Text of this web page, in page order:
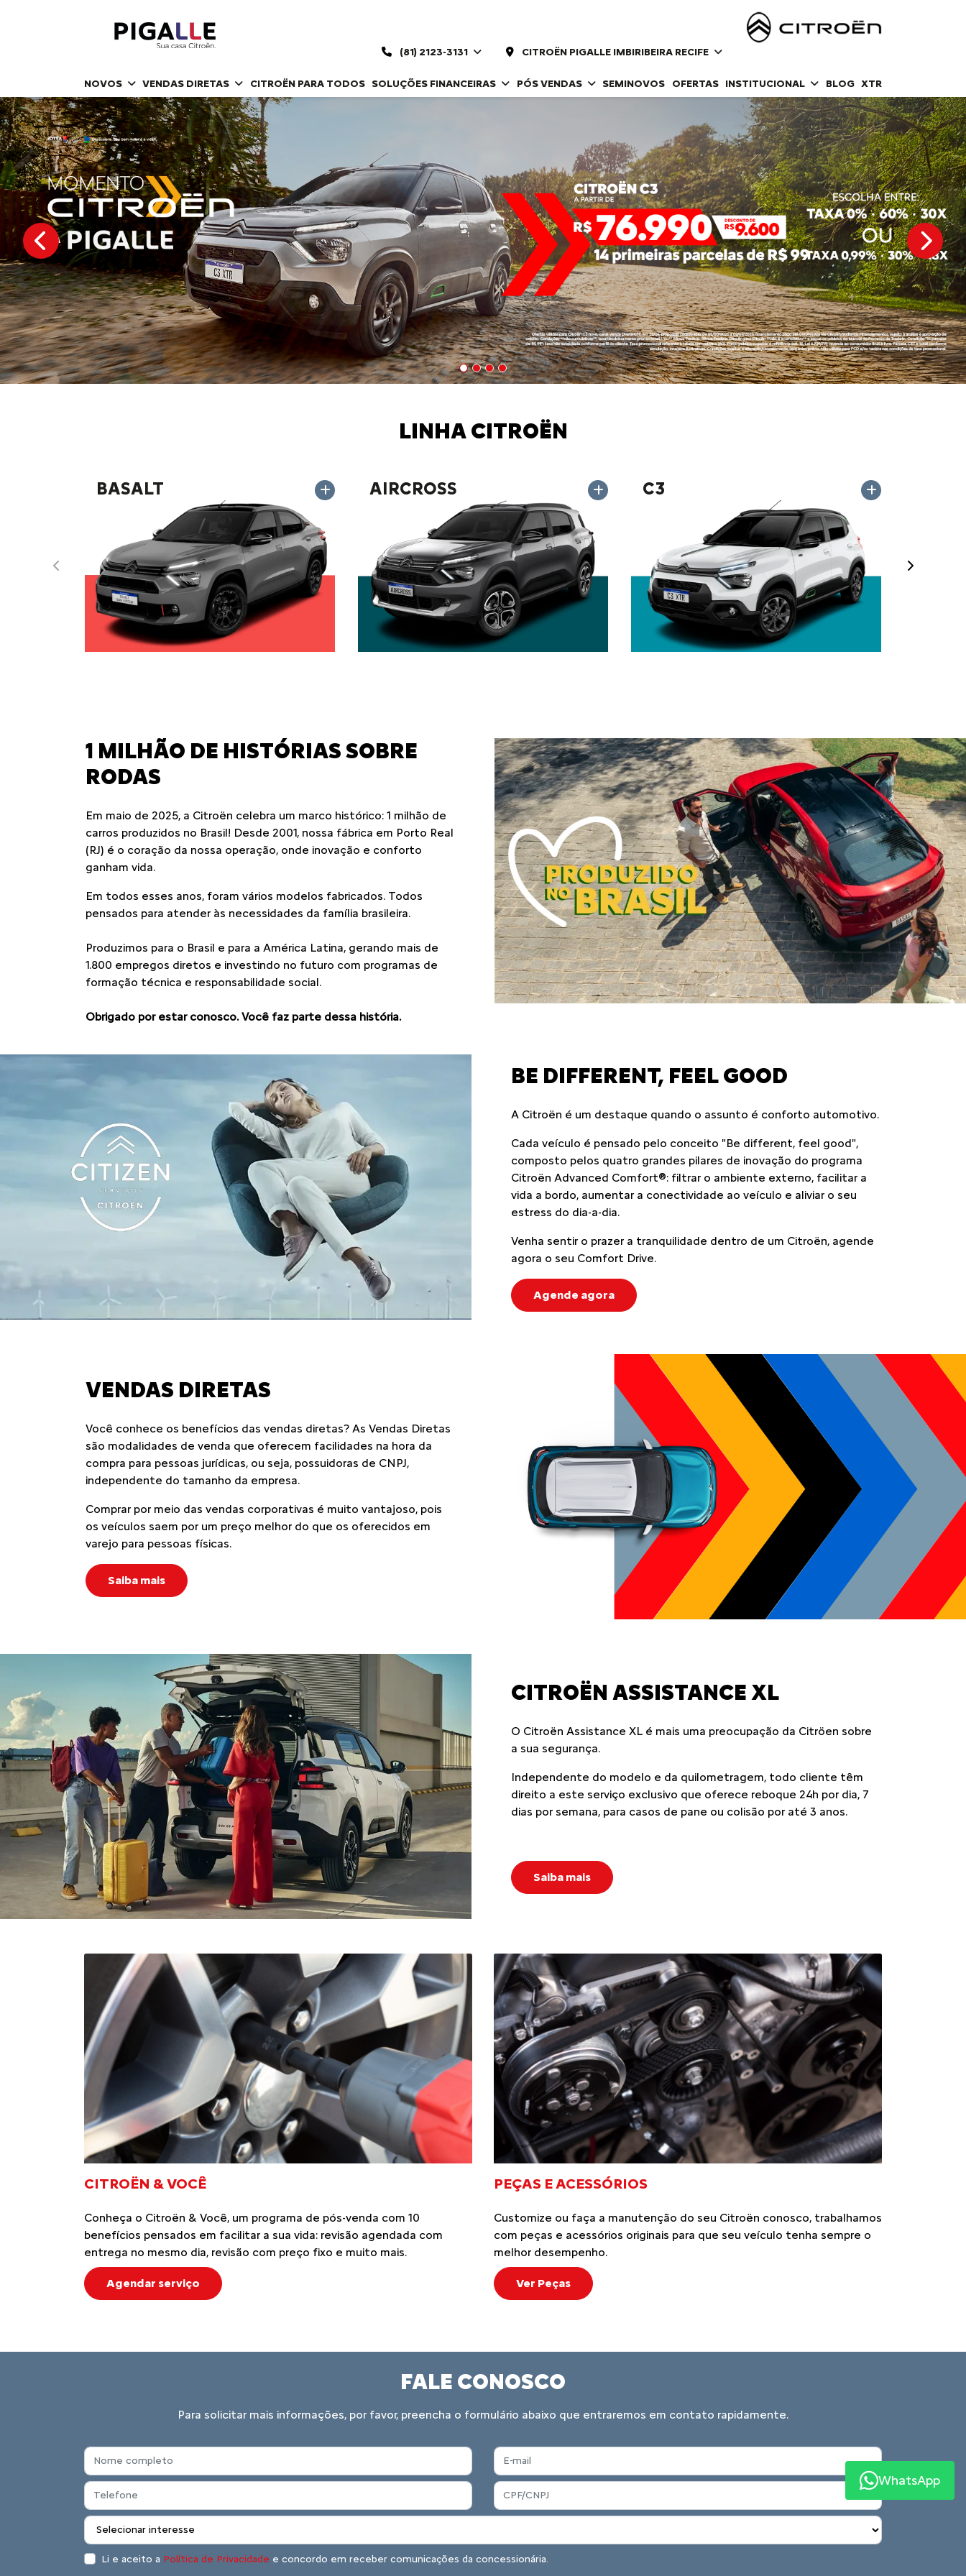
(81) 2123-3131 CITROËN PIGALLE IMBIRIBEIRA RECIFE
NOVOS VENDAS DIRETAS CITROËN PARA TODOS SOLUÇÕES FINANCEIRAS PÓS VENDAS SEMINOVOS OFERTAS INSTITUCIONAL BLOG XTR
templates.template-01.components.carousel.texts.control_prev
LINHA CITROËN
BASALT AIRCROSS C3
Anterior Próximo
1 MILHÃO DE HISTÓRIAS SOBRE
RODAS
Em maio de 2025, a Citroën celebra um marco histórico: 1 milhão de
carros produzidos no Brasil! Desde 2001, nossa fábrica em Porto Real
(RJ) é o coração da nossa operação, onde inovação e conforto
ganham vida.
Em todos esses anos, foram vários modelos fabricados. Todos
pensados para atender às necessidades da família brasileira.
Produzimos para o Brasil e para a América Latina, gerando mais de
1.800 empregos diretos e investindo no futuro com programas de
formação técnica e responsabilidade social.
Obrigado por estar conosco. Você faz parte dessa história.
BE DIFFERENT, FEEL GOOD
A Citroën é um destaque quando o assunto é conforto automotivo.
Cada veículo é pensado pelo conceito "Be different, feel good",
composto pelos quatro grandes pilares de inovação do programa
Citroën Advanced Comfort®: filtrar o ambiente externo, facilitar a
vida a bordo, aumentar a conectividade ao veículo e aliviar o seu
estress do dia-a-dia.
Venha sentir o prazer a tranquilidade dentro de um Citroën, agende
agora o seu Comfort Drive.
Agende agora
VENDAS DIRETAS
Você conhece os benefícios das vendas diretas? As Vendas Diretas
são modalidades de venda que oferecem facilidades na hora da
compra para pessoas jurídicas, ou seja, possuidoras de CNPJ,
independente do tamanho da empresa.
Comprar por meio das vendas corporativas é muito vantajoso, pois
os veículos saem por um preço melhor do que os oferecidos em
varejo para pessoas físicas.
Saiba mais
CITROËN ASSISTANCE XL
O Citroën Assistance XL é mais uma preocupação da Citröen sobre
a sua segurança.
Independente do modelo e da quilometragem, todo cliente têm
direito a este serviço exclusivo que oferece reboque 24h por dia, 7
dias por semana, para casos de pane ou colisão por até 3 anos.
Saiba mais
CITROËN & VOCÊ
Conheça o Citroën & Você, um programa de pós-venda com 10
benefícios pensados em facilitar a sua vida: revisão agendada com
entrega no mesmo dia, revisão com preço fixo e muito mais.
Agendar serviço
PEÇAS E ACESSÓRIOS
Customize ou faça a manutenção do seu Citroën conosco, trabalhamos
com peças e acessórios originais para que seu veículo tenha sempre o
melhor desempenho.
Ver Peças
FALE CONOSCO
Para solicitar mais informações, por favor, preencha o formulário abaixo que entraremos em contato rapidamente.
Li e aceito a Política de Privacidade e concordo em receber comunicações da concessionária.
WhatsApp